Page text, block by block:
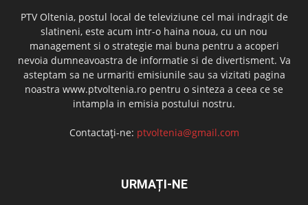
PTV Oltenia, postul local de televiziune cel mai indragit de
slatineni, este acum intr-o haina noua, cu un nou
management si o strategie mai buna pentru a acoperi
nevoia dumneavoastra de informatie si de divertisment. Va
asteptam sa ne urmariti emisiunile sau sa vizitati pagina
noastra www.ptvoltenia.ro pentru o sinteza a ceea ce se
intampla in emisia postului nostru.
Contactați-ne: ptvoltenia@gmail.com
URMAȚI-NE